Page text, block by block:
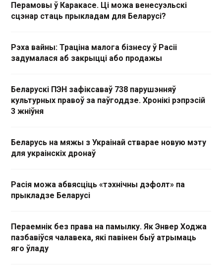
Перамовы ў Каракасе. Ці можа венесуэльскі
сцэнар стаць прыкладам для Беларусі?
Рэха вайны: Траціна малога бізнесу ў Расіі
задумалася аб закрыцці або продажы
Беларускі ПЭН зафіксаваў 738 парушэнняў
культурных правоў за паўгоддзе. Хронікі рэпрэсій
3 жніўня
Беларусь на мяжы з Украінай стварае новую мэту
для украінскіх дронаў
Расія можа абвясціць «тэхнічны дэфолт» па
прыкладзе Беларусі
Пераемнік без права на памылку. Як Энвер Ходжа
пазбавіўся чалавека, які павінен быў атрымаць
яго ўладу